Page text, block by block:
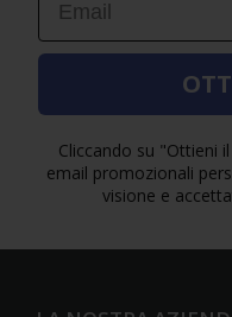
Cliccando su "Ottieni
email promozionali
visione e